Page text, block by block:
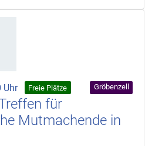
Uhr Freie Plätze Gröbenzell
für
Mutmachende in